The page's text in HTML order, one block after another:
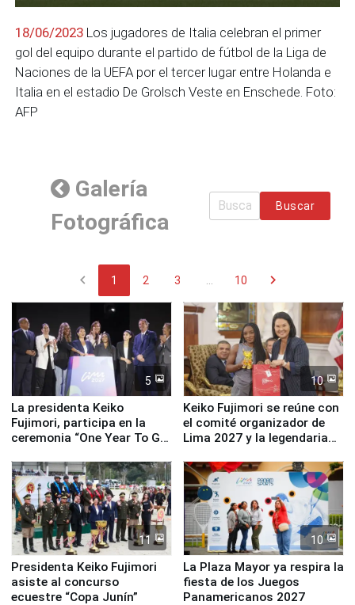
18/06/2023 Los jugadores de Italia celebran el primer
gol del equipo durante el partido de fútbol de la Liga de
Naciones de la UEFA por el tercer lugar entre Holanda e
Italia en el estadio De Grolsch Veste en Enschede. Foto:
AFP
Galería
Fotográfica
Buscar
chevron_left 1 2 3 10 chevron_right
5
La presidenta Keiko
Fujimori, participa en la
ceremonia “One Year To Go
10
Keiko Fujimori se reúne con
el comité organizador de
Lima 2027 y la legendaria
11
Presidenta Keiko Fujimori
asiste al concurso
ecuestre “Copa Junín”
10
La Plaza Mayor ya respira la
fiesta de los Juegos
Panamericanos 2027